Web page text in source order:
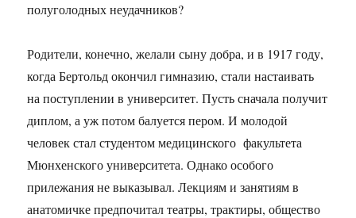
полуголодных неудачников?
Родители, конечно, желали сыну добра, и в 1917 году,
когда Бертольд окончил гимназию, стали настаивать
на поступлении в университет. Пусть сначала получит
диплом, а уж потом балуется пером. И молодой
человек стал студентом медицинского факультета
Мюнхенского университета. Однако особого
прилежания не выказывал. Лекциям и занятиям в
анатомичке предпочитал театры, трактиры, общество